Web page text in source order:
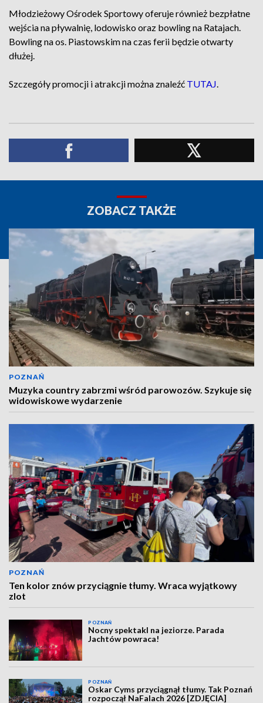
Młodzieżowy Ośrodek Sportowy oferuje również bezpłatne
wejścia na pływalnię, lodowisko oraz bowling na Ratajach.
Bowling na os. Piastowskim na czas ferii będzie otwarty
dłużej.
Szczegóły promocji i atrakcji można znaleźć TUTAJ.
ZOBACZ TAKŻE
POZNAŃ
Muzyka country zabrzmi wśród parowozów. Szykuje się
widowiskowe wydarzenie
POZNAŃ
Ten kolor znów przyciągnie tłumy. Wraca wyjątkowy
zlot
POZNAŃ
Nocny spektakl na jeziorze. Parada
Jachtów powraca!
POZNAŃ
Oskar Cyms przyciągnął tłumy. Tak Poznań
rozpoczął NaFalach 2026 [ZDJĘCIA]